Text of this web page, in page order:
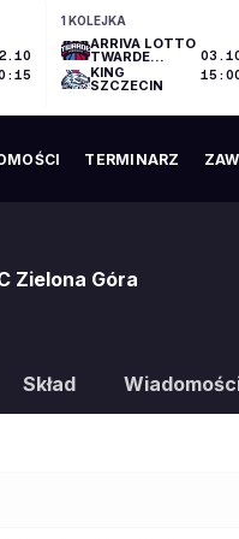
1 KOLEJKA
ARRIVA LOTTO
TWARDE
PIERNIKI
TORUŃ
KING
SZCZECIN
TERMINARZ
Zielona Góra
Skład